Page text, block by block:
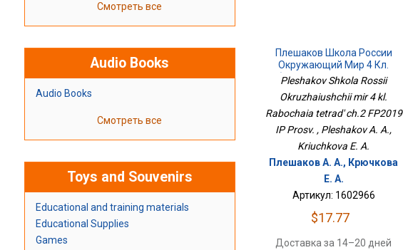
Смотреть все
Audio Books
Audio Books
Смотреть все
Toys and Souvenirs
Educational and training materials
Educational Supplies
Games
Плешаков Школа России
Окружающий Мир 4 Кл.
Рабочая Тетрадь Ч.2 ФП2019
Pleshakov Shkola Rossii
Okruzhaiushchii mir 4 kl.
Rabochaia tetrad' ch.2 FP2019
IP Prosv. , Pleshakov A. A.,
Kriuchkova E. A.
Плешаков А. А., Крючкова
Е. А.
Артикул: 1602966
$17.77
Доставка за 14–20 дней